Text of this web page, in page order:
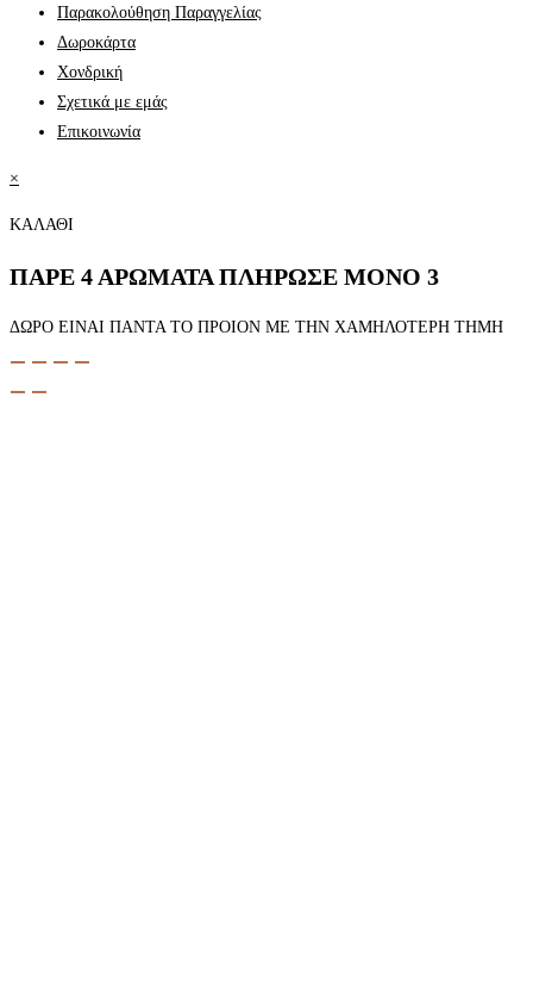
Παρακολούθηση Παραγγελίας
Δωροκάρτα
Χονδρική
Σχετικά με εμάς
Επικοινωνία
×
ΚΑΛΑΘΙ
ΠΑΡΕ 4 ΑΡΩΜΑΤΑ ΠΛΗΡΩΣΕ ΜΟΝΟ 3
ΔΩΡΟ ΕΙΝΑΙ ΠΑΝΤΑ ΤΟ ΠΡΟΙΟΝ ΜΕ ΤΗΝ ΧΑΜΗΛΟΤΕΡΗ ΤΗΜΗ